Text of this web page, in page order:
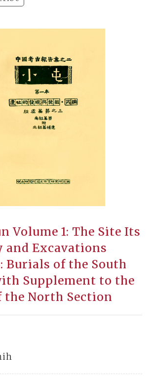
Volume 1: The Site Its
and Excavations
Burials of the South
Supplement to the
the North Section